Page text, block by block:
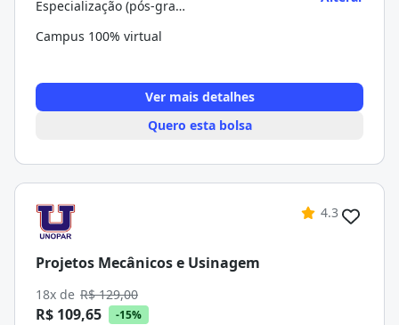
Especialização (pós-graduação)
Campus 100% virtual
Ver mais detalhes
Quero esta bolsa
4.3
Projetos Mecânicos e Usinagem
18x de R$ 129,00
R$ 109,65 -15%